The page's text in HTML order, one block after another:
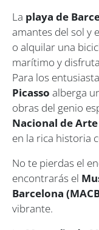
La playa de
amantes del sol y
o alquilar una
marítimo y
Para los
Picasso alberga
obras del genio
Nacional de
en la rica historia
No te pierdas el
encontrarás el
Barcelona
vibrante.